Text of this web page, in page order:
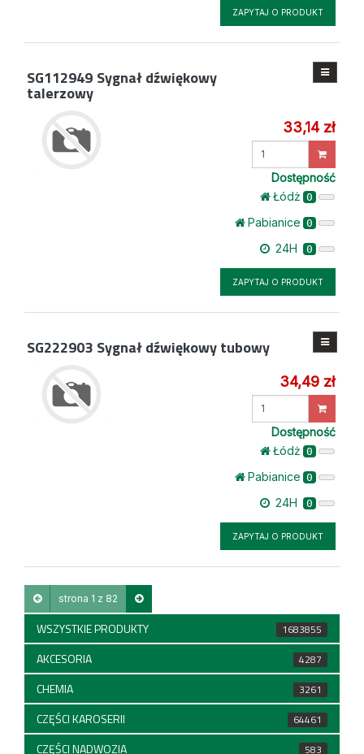
ZAPYTAJ O PRODUKT
SG112949 Sygnał dźwiękowy
talerzowy
33,14 zł
Wprowadź
Dostępność
Łódż 0
Pabianice 0
24H 0
ZAPYTAJ O PRODUKT
SG222903 Sygnał dźwiękowy tubowy
34,49 zł
Wprowadź
Dostępność
Łódż 0
Pabianice 0
24H 0
ZAPYTAJ O PRODUKT
strona 1 z 82
WSZYSTKIE PRODUKTY 1683855
AKCESORIA 4287
CHEMIA 3261
CZĘŚCI KAROSERII 64461
CZĘŚCI NADWOZIA 583